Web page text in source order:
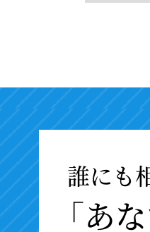
誰にも
「あ